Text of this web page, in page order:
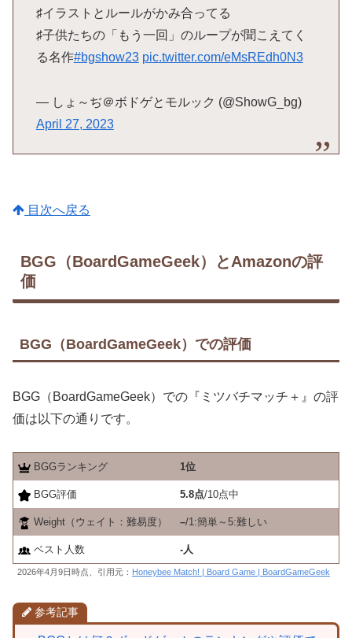
♯イラストとルールがかみ合ってる
♯子供たちの「もう一回」のループが聞こえてく
る名作#bgshow23 pic.twitter.com/eMsREdh0N3
— しょ～ぢ＠ボドゲとモルック (@ShowG_bg)
April 27, 2023
目次へ戻る
BGG（BoardGameGeek）とAmazonの評
価
BGG（BoardGameGeek）での評価
BGG（BoardGameGeek）での『ミツバチマッチ＋』の評
価は以下の通りです。
BGGランキング 1位
BGG評価 5.8点/10点中
Weight（ウェイト：難易度） –/1:簡単～5:難しい
ベスト人数 -人
2026年4月9日時点、引用元： Honeybee Match! | Board Game | BoardGameGeek
参考記事